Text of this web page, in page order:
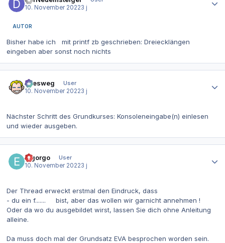
10. November 20223 j
AUTOR
Bisher habe ich mit printf zb geschrieben: Dreiecklängen
eingeben aber sonst noch nichts
allesweg
User
10. November 20223 j
Nächster Schritt des Grundkurses: Konsoleneingabe(n) einlesen
und wieder ausgeben.
elgorgo
User
10. November 20223 j
Der Thread erweckt erstmal den Eindruck, dass
- du ein f....... bist, aber das wollen wir garnicht annehmen !
Oder da wo du ausgebildet wirst, lassen Sie dich ohne Anleitung
alleine.
Da muss doch mal der Grundsatz EVA besprochen worden sein.